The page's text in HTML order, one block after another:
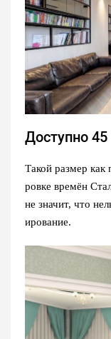
Доступно
Такой размер
ровке времён
не значит, что
ирование.